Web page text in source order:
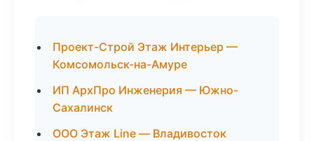
Проект-Строй Этаж Интерьер —
Комсомольск-на-Амуре
ИП АрхПро Инженерия — Южно-
Сахалинск
ООО Этаж Line — Владивосток